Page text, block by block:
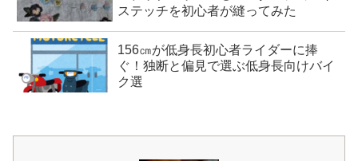
ステッチを初心者が縫ってみた
156㎝が低身長初心者ライダーに捧
ぐ！独断と偏見で選ぶ低身長向けバイ
ク選